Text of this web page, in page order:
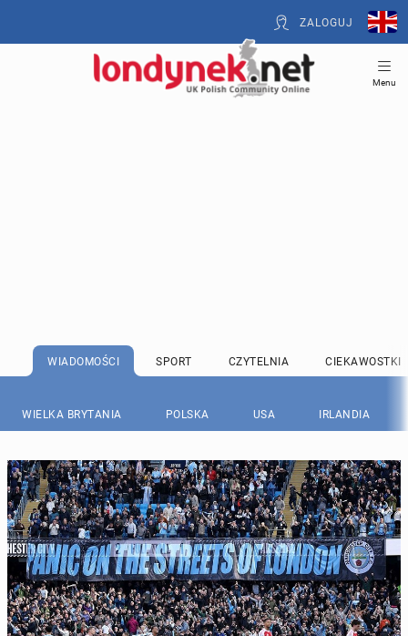
ZALOGUJ
Menu
WIADOMOŚCI SPORT CZYTELNIA CIEKAWOSTKI
WIELKA BRYTANIA POLSKA USA IRLANDIA